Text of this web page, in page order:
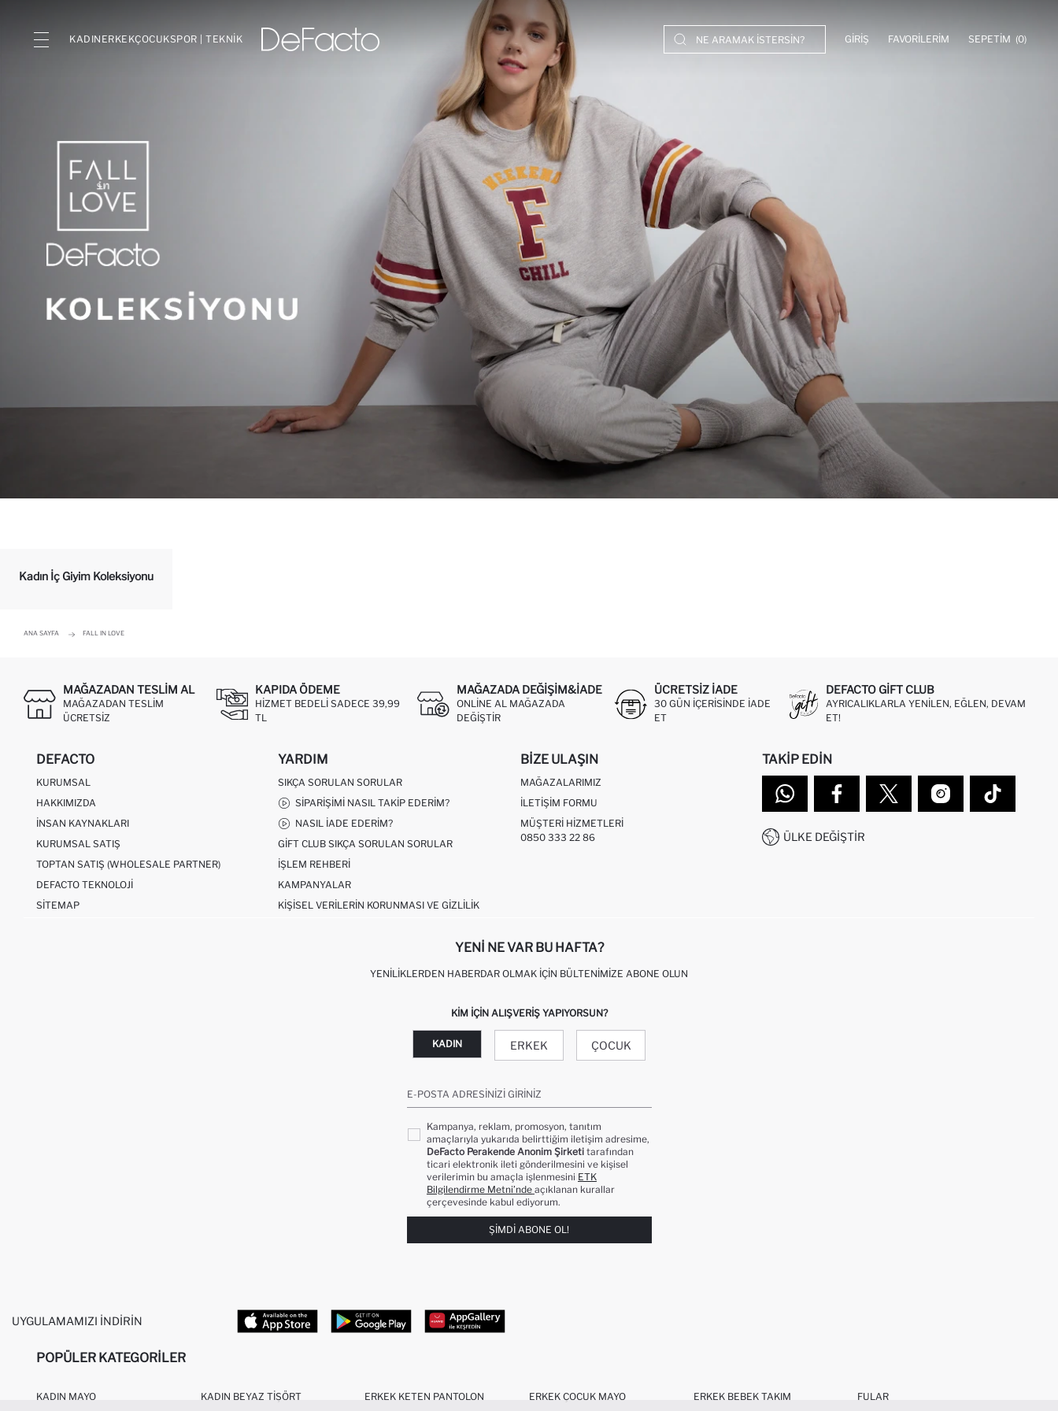
KADIN ERKEKÇOCUKSPOR | TEKNİK GIRIŞ FAVORILERIM SEPETIM (0)
Kadın İç Giyim Koleksiyonu
ANA SAYFA FALL IN LOVE
MAĞAZADAN TESLIM AL
MAĞAZADAN TESLIM
ÜCRETSIZ
KAPIDA ÖDEME
HIZMET BEDELI SADECE 39,99
TL
MAĞAZADA DEĞIŞIM&İADE
ONLINE AL MAĞAZADA
DEĞIŞTIR
ÜCRETSIZ IADE
30 GÜN IÇERISINDE IADE
ET
DEFACTO GIFT CLUB
AYRICALIKLARLA YENILEN, EĞLEN, DEVAM
ET!
DEFACTO
KURUMSAL
HAKKIMIZDA
İNSAN KAYNAKLARI
KURUMSAL SATIŞ
TOPTAN SATIŞ (WHOLESALE PARTNER)
DEFACTO TEKNOLOJI
SITEMAP
YARDIM
SIKÇA SORULAN SORULAR
SIPARIŞIMI NASIL TAKIP EDERIM?
NASIL İADE EDERIM?
GIFT CLUB SIKÇA SORULAN SORULAR
İŞLEM REHBERI
KAMPANYALAR
KIŞISEL VERILERIN KORUNMASI VE GIZLILIK
BIZE ULAŞIN
MAĞAZALARIMIZ
İLETIŞIM FORMU
MÜŞTERI HIZMETLERI
0850 333 22 86
TAKIP EDIN
ÜLKE DEĞIŞTIR
YENI NE VAR BU HAFTA?
YENILIKLERDEN HABERDAR OLMAK İÇIN BÜLTENIMIZE ABONE OLUN
KIM IÇIN ALIŞVERIŞ YAPIYORSUN?
KADIN ERKEK ÇOCUK
E-POSTA ADRESINIZI GIRINIZ
Kampanya, reklam, promosyon, tanıtım
amaçlarıyla yukarıda belirttiğim iletişim adresime,
DeFacto Perakende Anonim Şirketi tarafından
ticari elektronik ileti gönderilmesini ve kişisel
verilerimin bu amaçla işlenmesini ETK
Bilgilendirme Metni’nde açıklanan kurallar
çerçevesinde kabul ediyorum.
ŞIMDI ABONE OL!
UYGULAMAMIZI İNDIRIN
POPÜLER KATEGORILER
KADIN MAYO KADIN BEYAZ TIŞÖRT ERKEK KETEN PANTOLON ERKEK ÇOCUK MAYO ERKEK BEBEK TAKIM FULAR